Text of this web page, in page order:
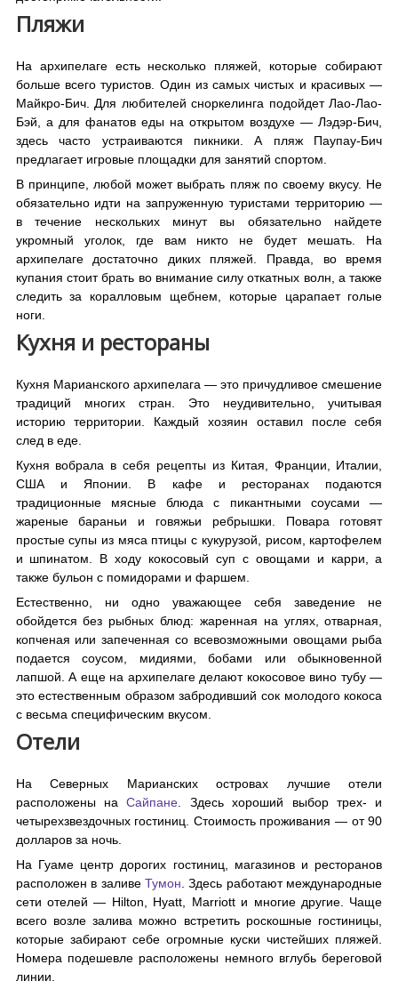
Пляжи
На архипелаге есть несколько пляжей, которые собирают
больше всего туристов. Один из самых чистых и красивых —
Майкро-Бич. Для любителей сноркелинга подойдет Лао-Лао-
Бэй, а для фанатов еды на открытом воздухе — Лэдэр-Бич,
здесь часто устраиваются пикники. А пляж Паупау-Бич
предлагает игровые площадки для занятий спортом.
В принципе, любой может выбрать пляж по своему вкусу. Не
обязательно идти на запруженную туристами территорию —
в течение нескольких минут вы обязательно найдете
укромный уголок, где вам никто не будет мешать. На
архипелаге достаточно диких пляжей. Правда, во время
купания стоит брать во внимание силу откатных волн, а также
следить за коралловым щебнем, которые царапает голые
ноги.
Кухня и рестораны
Кухня Марианского архипелага — это причудливое смешение
традиций многих стран. Это неудивительно, учитывая
историю территории. Каждый хозяин оставил после себя
след в еде.
Кухня вобрала в себя рецепты из Китая, Франции, Италии,
США и Японии. В кафе и ресторанах подаются
традиционные мясные блюда с пикантными соусами —
жареные бараньи и говяжьи ребрышки. Повара готовят
простые супы из мяса птицы с кукурузой, рисом, картофелем
и шпинатом. В ходу кокосовый суп с овощами и карри, а
также бульон с помидорами и фаршем.
Естественно, ни одно уважающее себя заведение не
обойдется без рыбных блюд: жаренная на углях, отварная,
копченая или запеченная со всевозможными овощами рыба
подается соусом, мидиями, бобами или обыкновенной
лапшой. А еще на архипелаге делают кокосовое вино тубу —
это естественным образом забродивший сок молодого кокоса
с весьма специфическим вкусом.
Отели
На Северных Марианских островах лучшие отели
расположены наСайпане . Здесь хороший выбор трех- и
четырехзвездочных гостиниц. Стоимость проживания — от 90
долларов за ночь.
На Гуаме центр дорогих гостиниц, магазинов и ресторанов
расположен в заливе Тумон . Здесь работают международные
сети отелей — Hilton, Hyatt, Marriott и многие другие. Чаще
всего возле залива можно встретить роскошные гостиницы,
которые забирают себе огромные куски чистейших пляжей.
Номера подешевле расположены немного вглубь береговой
линии.